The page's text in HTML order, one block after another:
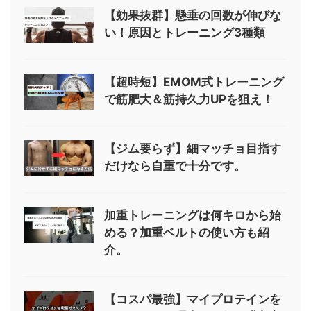
【効果抜群】懸垂の回数が伸びな
い！原因とトレーニング3種類
【超時短】EMOM式トレーニング
で筋肥大＆筋持久力UPを狙え！
【ジム要らず】細マッチョ目指す
だけなら自重で十分です。
加重トレーニングは何キロから始
める？加重ベルトの使い方も紹
介。
【コスパ最強】マイプロテインを